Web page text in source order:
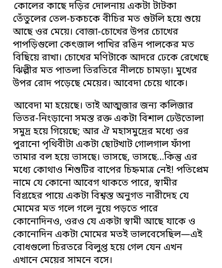
কোলের কাছে দড়ির দোলনায় একটা টাটকা
তেঁতুলের তেল-চকচকে বীচির মত গুটলি হয়ে শুয়ে
আছে ওর মেয়ে। বোজা-চোখের উপর চোখের
পাপড়িগুলো কেৎজাল পাখির রঙিন পালকের মত
বিছিয়ে রাখা। চোখের মণিটাকে আদরে ঢেকে রেখেছে
ঝিল্লীর মত পাতলা তিরতিরে নীলচে চামড়া। মুখের
উপর রোদ পড়েছে মেয়ের। আবেদা চেয়ে থাকে।
আবেদা মা হয়েছে। তাই আত্মজার জন্য কলিজার
ভিতর-নিংড়ানো সমস্ত রক্ত একটা বিশাল ঢেউতোলা
সমুদ্র হয়ে গিয়েছে; আর ঐ মহাসমুদ্রের মধ্যে ওর
পুরানো পৃথিবীটা একটা ছোটখাট গোলগাল ফাঁপা
তামার বল হয়ে ভাসছে। ভাসছে, ভাসছে…কিন্তু এর
মধ্যে কোথাও শিশুটির বাপের চিহ্নমাত্র নেই! পতিপ্রেম
নামে যে কোনো আবেগ থাকতে পারে, স্বামীর
বিগ্রহের পায়ে একটা বিশ্বস্ত অনুগত নারীদেহ যে
মোমের মত গলে গলে নুয়ে পড়তে পারে
কোনোদিনও, ওরও যে একটা স্বামী আছে যাকে ও
কোনোদিন একটা মোমের মতই ভালবেসেছিল—এই
বোধগুলো চিরতরে বিলুপ্ত হয়ে গেল যেন এখন
এখানে মেয়ের সামনে বসে।